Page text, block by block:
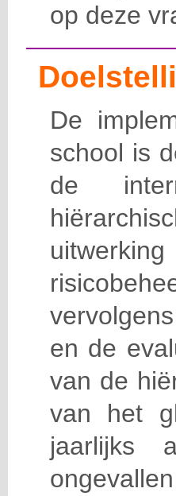
op deze
De
school is
de
en de
van de
van het
jaarlijks